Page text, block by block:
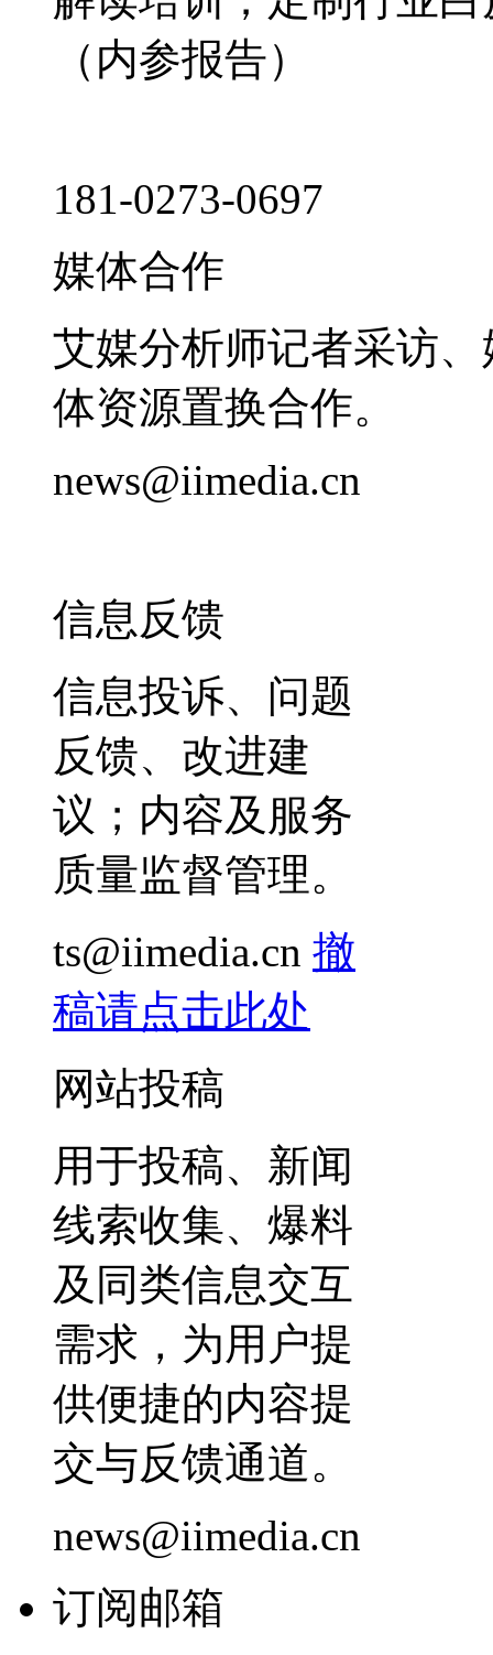
（内参报告）
181-0273-0697
媒体合作
艾媒分析师记者采访
体资源置换合作。
news@iimedia.cn
信息反馈
信息投诉、问题
反馈、改进建
议；内容及服务
质量监督管理。
ts@iimedia.cn 撤
稿请点击此处
网站投稿
用于投稿、新闻
线索收集、爆料
及同类信息交互
需求，为用户提
供便捷的内容提
交与反馈通道。
news@iimedia.cn
订阅邮箱